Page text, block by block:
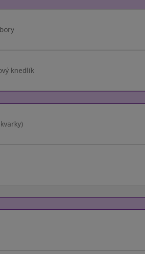
knedlík